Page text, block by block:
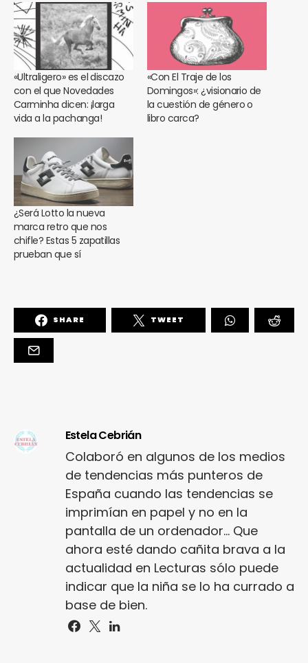
«Ultraligero» es el discazo
con el que Novedades
Carminha dicen: ¡larga
vida a la pachanga!
«Con El Traje de los
Domingos»: ¿visionario de
la cuestión de género o
libro carca?
¿Será Lotto la nueva
marca retro que nos
chifle? Estas 5 zapatillas
prueban que sí
SHARE TWEET
Estela Cebrián
Colaboró en algunos de los medios
de tendencias más punteros de
España cuando las tendencias se
imprimían en papel y no en la
pantalla de un ordenador... Que
ahora esté dando cañita brava a la
actualidad en Lecturas sólo puede
indicar que la niña se lo ha currado a
base de bien.